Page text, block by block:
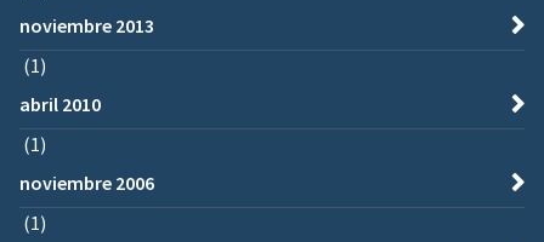
noviembre 2013
(1)
abril 2010
(1)
noviembre 2006
(1)